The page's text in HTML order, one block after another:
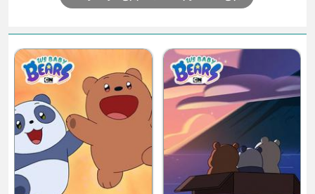
قسمت سوم